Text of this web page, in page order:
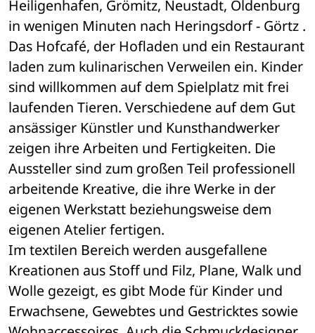
Heiligenhafen, Grömitz, Neustadt, Oldenburg
in wenigen Minuten nach Heringsdorf - Görtz .
Das Hofcafé, der Hofladen und ein Restaurant
laden zum kulinarischen Verweilen ein. Kinder
sind willkommen auf dem Spielplatz mit frei
laufenden Tieren. Verschiedene auf dem Gut
ansässiger Künstler und Kunsthandwerker
zeigen ihre Arbeiten und Fertigkeiten. Die
Aussteller sind zum großen Teil professionell
arbeitende Kreative, die ihre Werke in der
eigenen Werkstatt beziehungsweise dem
eigenen Atelier fertigen.
Im textilen Bereich werden ausgefallene
Kreationen aus Stoff und Filz, Plane, Walk und
Wolle gezeigt, es gibt Mode für Kinder und
Erwachsene, Gewebtes und Gestricktes sowie